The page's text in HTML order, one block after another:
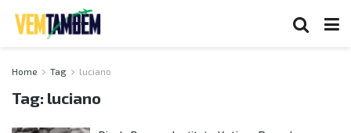
Home Tag luciano
Tag: luciano